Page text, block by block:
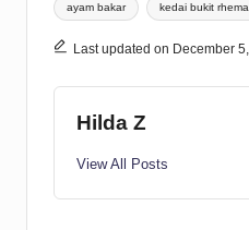
ayam bakar kedai bukit rhema
Last updated on December
Hilda Z
View All Posts